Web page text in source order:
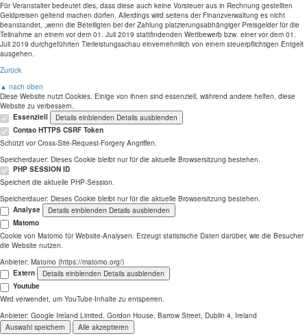
Für Veranstalter bedeutet dies, dass diese auch keine Vorsteuer aus in Rechnung gestellten
Geldpreisen geltend machen dürfen. Allerdings wird seitens der Finanzverwaltung es nicht
beanstandet, „wenn die Beteiligten bei der Zahlung platzierungsabhängiger Preisgelder für die
Teilnahme an einem vor dem 01. Juli 2019 stattfindenden Wettbewerb bzw. einer vor dem 01.
Juli 2019 durchgeführten Tierleistungsschau einvernehmlich von einem steuerpflichtigen Entgelt
ausgehen.
Zurück
▲ nach oben
Diese Website nutzt Cookies. Einige von ihnen sind essenziell, während andere helfen, diese
Website zu verbessern.
Essenziell
Details einblenden Details ausblenden
Contao HTTPS CSRF Token
Schützt vor Cross-Site-Request-Forgery Angriffen.
Speicherdauer: Dieses Cookie bleibt nur für die aktuelle Browsersitzung bestehen.
PHP SESSION ID
Speichert die aktuelle PHP-Session.
Speicherdauer: Dieses Cookie bleibt nur für die aktuelle Browsersitzung bestehen.
Analyse
Details einblenden Details ausblenden
Matomo
Cookie von Matomo für Website-Analysen. Erzeugt statistische Daten darüber, wie die Besucher
die Website nutzen.
Anbieter: Matomo (https://matomo.org/)
Extern
Details einblenden Details ausblenden
Youtube
Wird verwendet, um YouTube-Inhalte zu entsperren.
Anbieter: Google Ireland Limited, Gordon House, Barrow Street, Dublin 4, Ireland
Auswahl speichern
Alle akzeptieren